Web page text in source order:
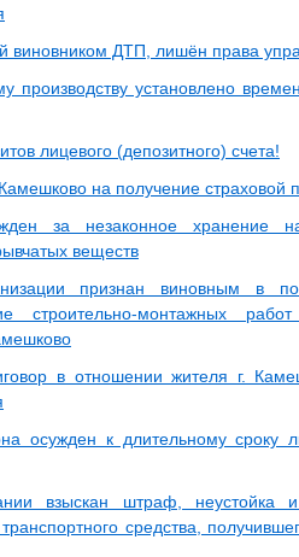
виновником ДТП, лишён права
производству установлено
лицевого (депозитного) счета!
на получение страховой
за незаконное хранение
веществ
признан виновным в
строительно-монтажных
в отношении жителя г.
осужден к длительному
взыскан штраф, неустойка
средства,